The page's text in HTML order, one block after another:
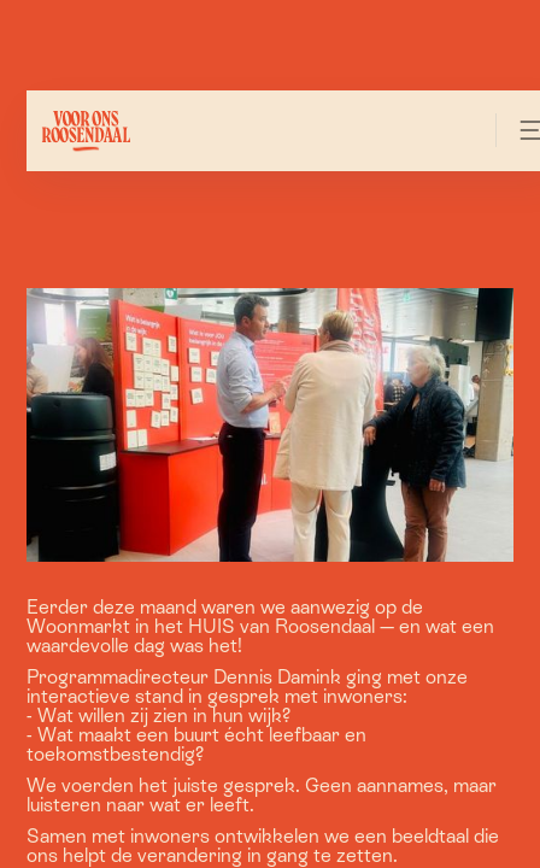
Eerder deze maand waren we aanwezig op de
Woonmarkt in het HUIS van Roosendaal — en wat een
waardevolle dag was het!
Programmadirecteur Dennis Damink ging met onze
interactieve stand in gesprek met inwoners:
- Wat willen zij zien in hun wijk?
- Wat maakt een buurt écht leefbaar en
toekomstbestendig?
We voerden het juiste gesprek. Geen aannames, maar
luisteren naar wat er leeft.
Samen met inwoners ontwikkelen we een beeldtaal die
ons helpt de verandering in gang te zetten.